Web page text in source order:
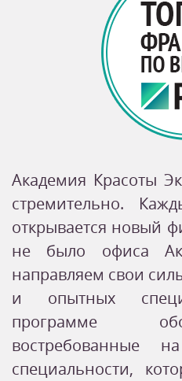
Академия Красоты
стремительно.
открывается новый
не было офиса
направляем свои
и опытных
программе
востребованные
специальности,